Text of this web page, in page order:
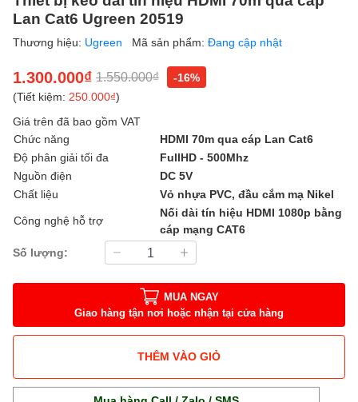
Lan Cat6 Ugreen 20519
Thương hiệu: Ugreen Mã sản phẩm: Đang cập nhật
1.300.000₫ 1.550.000₫
-16%
(Tiết kiệm: 250.000₫)
Giá trên đã bao gồm VAT
Chức năng
HDMI 70m qua cáp Lan Cat6
Độ phân giải tối đa
FullHD - 500Mhz
Nguồn điện
DC 5V
Chất liệu
Vỏ nhựa PVC, đầu cắm mạ Nikel
Công nghệ hỗ trợ
Nối dài tín hiệu HDMI 1080p bằng
cáp mạng CAT6
Số lượng:
MUA NGAY
Giao hàng tận nơi hoặc nhận tại cửa hàng
THÊM VÀO GIỎ